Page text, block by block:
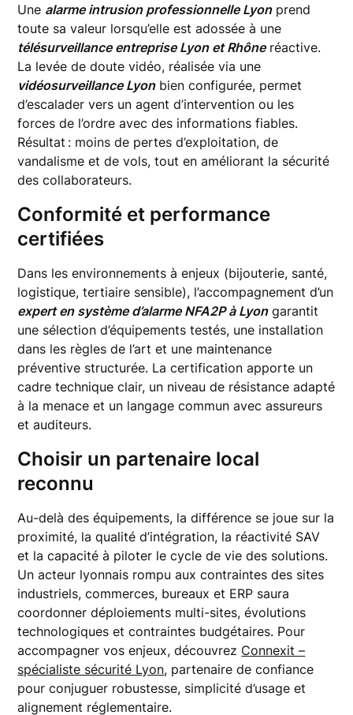
Une alarme intrusion professionnelle Lyonprend
toute sa valeur lorsqu’elle est adossée à une
télésurveillance entreprise Lyon et Rhôneréactive.
La levée de doute vidéo, réalisée via une
vidéosurveillance Lyonbien configurée, permet
d’escalader vers un agent d’intervention ou les
forces de l’ordre avec des informations fiables.
Résultat : moins de pertes d’exploitation, de
vandalisme et de vols, tout en améliorant la sécurité
des collaborateurs.
Conformité et performance
certifiées
Dans les environnements à enjeux (bijouterie, santé,
logistique, tertiaire sensible), l’accompagnement d’un
expert en système d’alarme NFA2P à Lyongarantit
une sélection d’équipements testés, une installation
dans les règles de l’art et une maintenance
préventive structurée. La certification apporte un
cadre technique clair, un niveau de résistance adapté
à la menace et un langage commun avec assureurs
et auditeurs.
Choisir un partenaire local
reconnu
Au-delà des équipements, la différence se joue sur la
proximité, la qualité d’intégration, la réactivité SAV
et la capacité à piloter le cycle de vie des solutions.
Un acteur lyonnais rompu aux contraintes des sites
industriels, commerces, bureaux et ERP saura
coordonner déploiements multi-sites, évolutions
technologiques et contraintes budgétaires. Pour
accompagner vos enjeux, découvrez Connexit –
spécialiste sécurité Lyon, partenaire de confiance
pour conjuguer robustesse, simplicité d’usage et
alignement réglementaire.